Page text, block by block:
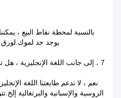
بالنسبة لمحطة نقاط البيع ،
يوجد حد لموك.لورق
7 ، إلى جانب اللغة الإنجليزية ،
نعم ، لا تدعم طابعتنا اللغة